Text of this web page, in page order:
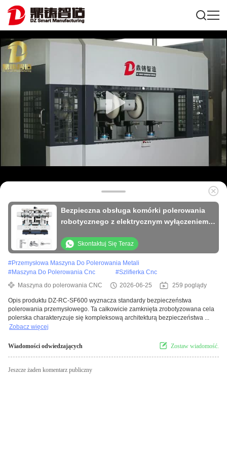
Bezpieczna obsługa komórki polerowania
robotycznego z elektrycznym wyłączeniem
Skontaktuj Się Teraz
#Przemysłowa Maszyna Do Polerowania Metali
#Maszyna Do Polerowania Cnc #Szlifierka Cnc
Maszyna do polerowania CNC
2026-06-25 259 poglądy
Opis produktu DZ-RC-SF600 wyznacza standardy bezpieczeństwa
polerowania przemysłowego. Ta całkowicie zamknięta zrobotyzowana cela
polerska charakteryzuje się kompleksową architekturą bezpieczeństwa ...
Zobacz więcej
Wiadomości odwiedzających Zostaw wiadomość.
Jeszcze żaden komentarz publiczny